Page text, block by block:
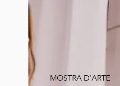
MOSTRA D'ARTE